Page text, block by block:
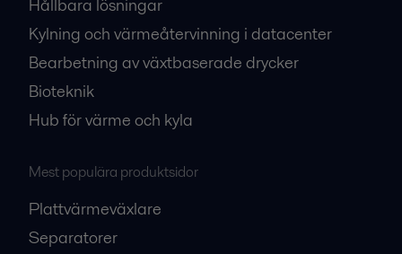
Hållbara lösningar
Kylning och värmeåtervinning i datacenter
Bearbetning av växtbaserade drycker
Bioteknik
Hub för värme och kyla
Mest populära produktsidor
Plattvärmeväxlare
Separatorer